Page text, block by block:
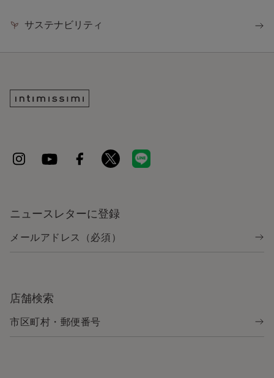
サステナビリティ
ニュースレターに登録
店舗検索